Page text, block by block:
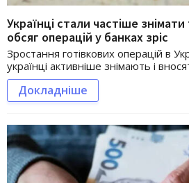
Українці стали частіше
обсяг операцій у банках зріс
Зростання готівкових операцій в
українці активніше знімають і
Докладніше